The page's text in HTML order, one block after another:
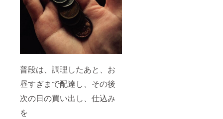
普段は、調理したあと、お
昼すぎまで配達し、その後
次の日の買い出し、仕込み
を